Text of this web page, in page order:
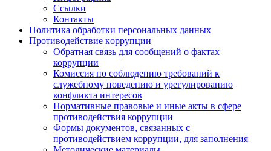
Ссылки
Контакты
Политика обработки персональных данных
Прoтивoдeйствие кoрpупции
Обратная связь для сообщений о фактах
коррупции
Комиссия по соблюдению требований к
служебному поведению и урегулированию
конфликта интересов
Нормативные правовые и иные акты в сфере
противодействия коррупции
Формы документов, связанных с
противодействием коррупции, для заполнения